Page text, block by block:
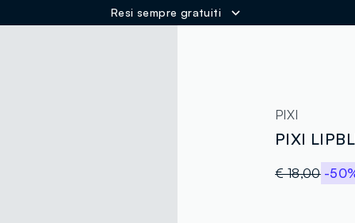
Resi sempre gratuiti
PIXI
PIXI
€ 18,00 -